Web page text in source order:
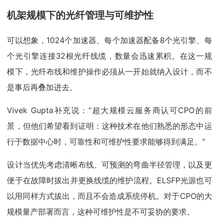
机架规模下的光纤管理与可维护性
可以想象，1024个加速器、每个加速器配备8个光引擎、每
个光引擎连接32根光纤线缆，数量会迅速累积。在这一规
模下，光纤布线和维护操作必须从一开始就纳入设计，而不
是事后再叠加进去。
Vivek Gupta补充说：“超大规模云服务商认可CPO的前
景，但他们希望看到证明：这种技术在他们熟悉的形态中运
行于数据中心时，可靠性和可维护性要求能够得到满足。”
设计当优先考虑清晰布线、可预测的弯曲半径管理，以及更
便于在故障时拔出并更换线缆的维护流程。ELSFP光源也可
以用同样方式拔出，而且不会造成系统停机。对于CPO的大
规模量产部署而言，这种可维护性是不可妥协的要求。